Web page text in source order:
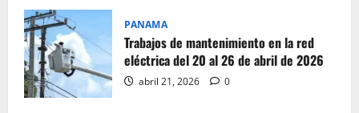
PANAMA
Trabajos de mantenimiento en la red
eléctrica del 20 al 26 de abril de 2026
abril 21, 2026 0